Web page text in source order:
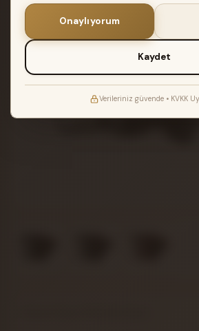
Onaylıyorum
Kaydet
Verileriniz güvende • KVKK